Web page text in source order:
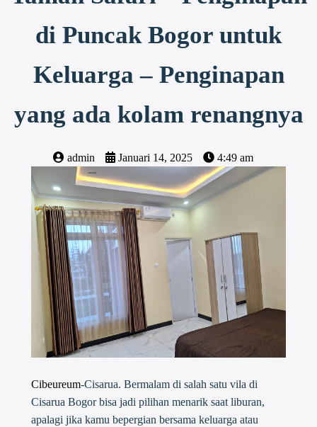
di Puncak Bogor untuk
Keluarga – Penginapan
yang ada kolam renangnya
admin Januari 14, 2025 4:49 am
Cibeureum-Cisarua. Bermalam di salah satu vila di
Cisarua Bogor bisa jadi pilihan menarik saat liburan,
apalagi jika kamu bepergian bersama keluarga atau